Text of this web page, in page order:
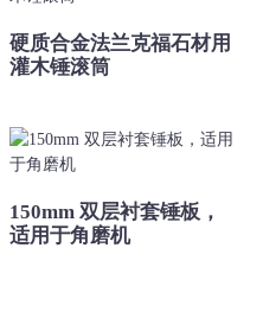
硬质合金法兰克福石材用
灌木锤滚筒
150mm 双层衬套锤板，
适用于角磨机